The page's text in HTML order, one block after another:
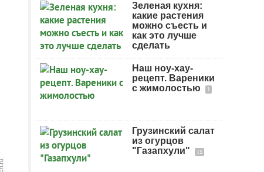
Зеленая кухня:
какие растения
можно съесть и
как это лучше
сделать
Наш ноу-хау-
рецепт. Вареники
с жимолостью
1
Грузинский салат
из огурцов
"Газапхули"
15